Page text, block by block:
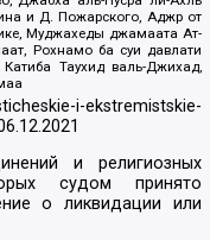
и Д. Пожарского, Аджр от
Муджахеды джамаата Ат-
Рохнамо ба суи давлати
Таухид валь-Джихад,
i-ekstremistskie-
и религиозных
судом принято
о ликвидации или